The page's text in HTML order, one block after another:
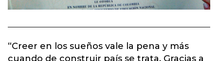
“Creer en los sueños vale la pena y más
cuando de construir país se trata. Gracias a